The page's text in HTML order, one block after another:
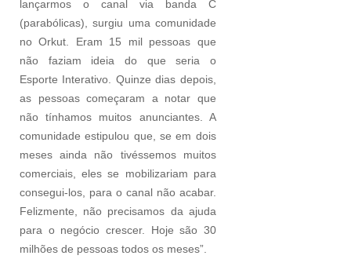
lançarmos o canal via banda C
(parabólicas), surgiu uma comunidade
no Orkut. Eram 15 mil pessoas que
não faziam ideia do que seria o
Esporte Interativo. Quinze dias depois,
as pessoas começaram a notar que
não tínhamos muitos anunciantes. A
comunidade estipulou que, se em dois
meses ainda não tivéssemos muitos
comerciais, eles se mobilizariam para
consegui-los, para o canal não acabar.
Felizmente, não precisamos da ajuda
para o negócio crescer. Hoje são 30
milhões de pessoas todos os meses”.